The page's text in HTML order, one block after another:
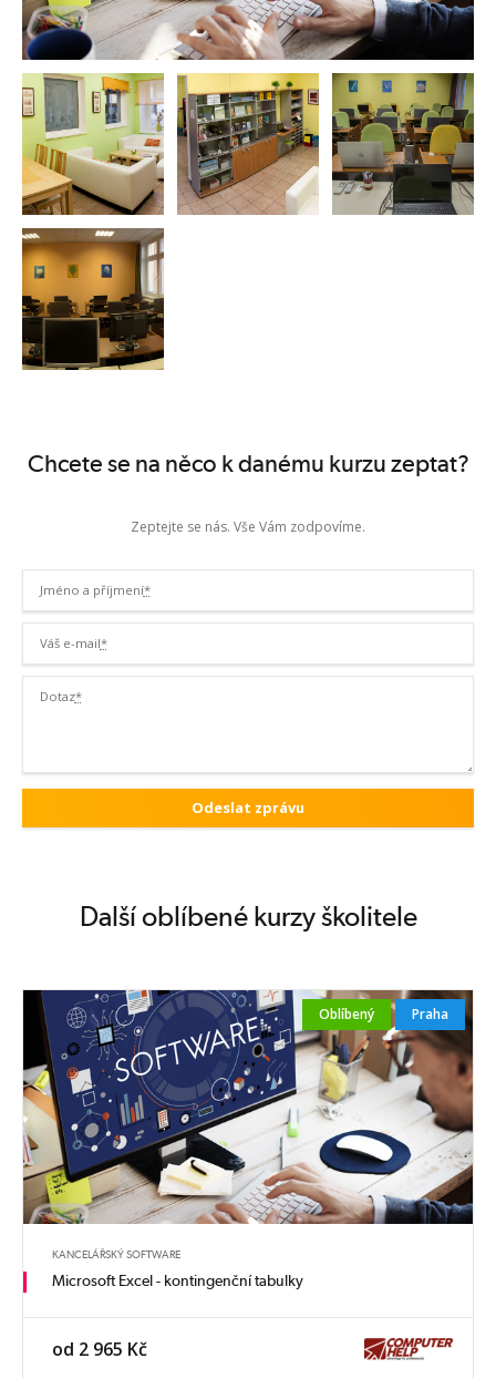
Chcete se na něco k danému kurzu zeptat?
Zeptejte se nás. Vše Vám zodpovíme.
Jméno a příjmení*
Váš e-mail*
Dotaz*
Další oblíbené kurzy školitele
Oblíbený Praha
KANCELÁŘSKÝ SOFTWARE
Microsoft Excel - kontingenční tabulky
od 2 965 Kč